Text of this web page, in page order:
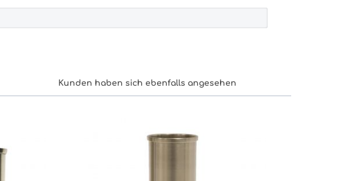
Kunden haben sich ebenfalls angesehen